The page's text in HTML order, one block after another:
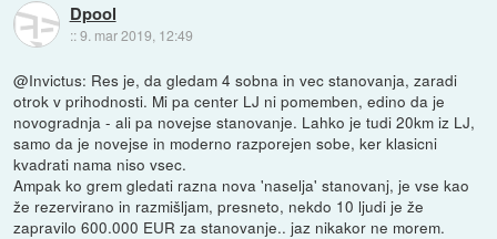
Dpool
::9. mar 2019, 12:49
@Invictus: Res je, da gledam 4 sobna in vec stanovanja, zaradi
otrok v prihodnosti. Mi pa center LJ ni pomemben, edino da je
novogradnja - ali pa novejse stanovanje. Lahko je tudi 20km iz LJ,
samo da je novejse in moderno razporejen sobe, ker klasicni
kvadrati nama niso vsec.
Ampak ko grem gledati razna nova 'naselja' stanovanj, je vse kao
že rezervirano in razmišljam, presneto, nekdo 10 ljudi je že
zapravilo 600.000 EUR za stanovanje.. jaz nikakor ne morem.